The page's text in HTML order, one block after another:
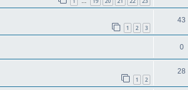
…
1 2 3
43
0
1 2
28